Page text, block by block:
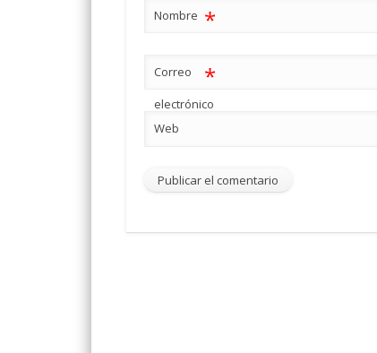
Nombre *
Correo
electrónico
*
Web